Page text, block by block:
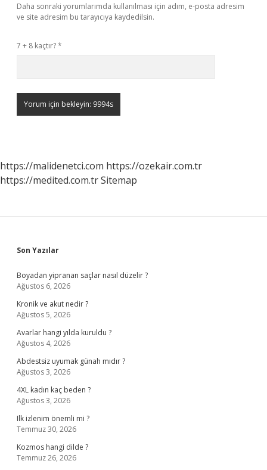
Daha sonraki yorumlarımda kullanılması için adım, e-posta adresim
ve site adresim bu tarayıcıya kaydedilsin.
7 + 8 kaçtır?*
https://malidenetci.com https://ozekair.com.tr
https://medited.com.trSitemap
Sidebar
Son Yazılar
Boyadan yipranan saçlar nasıl düzelir ?
Ağustos 6, 2026
Kronik ve akut nedir ?
Ağustos 5, 2026
Avarlar hangi yılda kuruldu ?
Ağustos 4, 2026
Abdestsiz uyumak günah mıdır ?
Ağustos 3, 2026
4XL kadın kaç beden ?
Ağustos 3, 2026
Ilk izlenim önemli mi ?
Temmuz 30, 2026
Kozmos hangi dilde ?
Temmuz 26, 2026